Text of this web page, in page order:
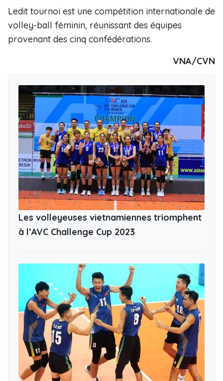
Ledit tournoi est une compétition internationale de
volley-ball féminin, réunissant des équipes
provenant des cinq confédérations.
VNA/CVN
Les volleyeuses vietnamiennes triomphent
à l’AVC Challenge Cup 2023